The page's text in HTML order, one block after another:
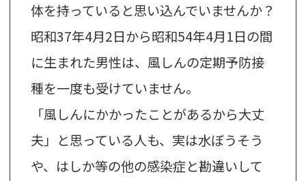
体を持っていると思い込んでいませんか？
昭和37年4月2日から昭和54年4月1日の間
に生まれた男性は、風しんの定期予防接
種を一度も受けていません。
「風しんにかかったことがあるから大丈
夫」と思っている人も、実は水ぼうそう
や、はしか等の他の感染症と勘違いして